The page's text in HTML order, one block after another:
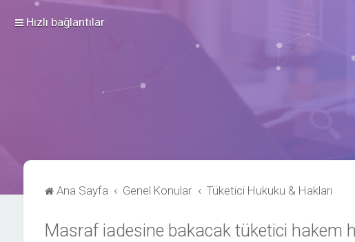
Hızlı bağlantılar
Ana Sayfa Genel Konular Tüketici Hukuku & Hakları
Masraf iadesine bakacak tüketici hakem